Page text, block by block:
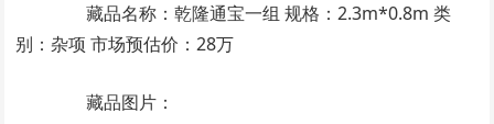
藏品名称：乾隆通宝一组 规格：2.3m*0.8m 类
别：杂项 市场预估价：28万
藏品图片：